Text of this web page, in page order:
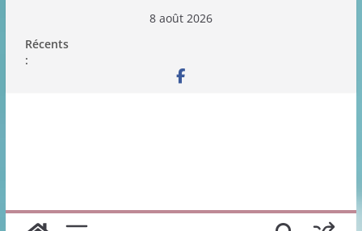
contenu
8 août 2026
Récents
: